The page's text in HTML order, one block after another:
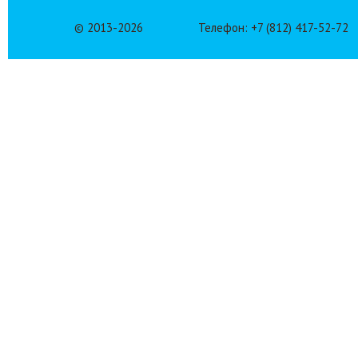
© 2013-2026 Телефон: +7 (812) 417-52-72